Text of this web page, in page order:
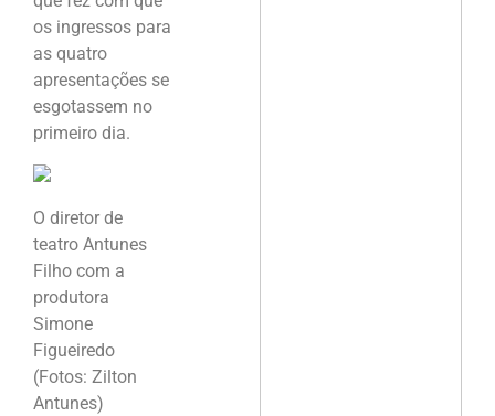
os ingressos para
as quatro
apresentações se
esgotassem no
primeiro dia.
O diretor de
teatro Antunes
Filho com a
produtora
Simone
Figueiredo
(Fotos: Zilton
Antunes)